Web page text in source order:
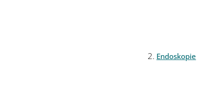
Endoskopie